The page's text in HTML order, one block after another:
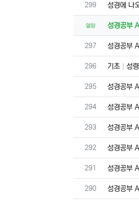
번호
299 성경에 나
열람 성경공부
번호
297 성경공부
번호
296 기초 성
번호
295 성경공부
번호
294 성경공부
번호
293 성경공부
번호
292 성경공부
번호
291 성경공부
번호
290 성경공부